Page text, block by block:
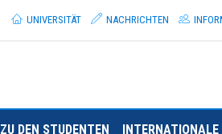
UNIVERSITÄT
NACHRICHTEN
ZU DEN STUDENTEN